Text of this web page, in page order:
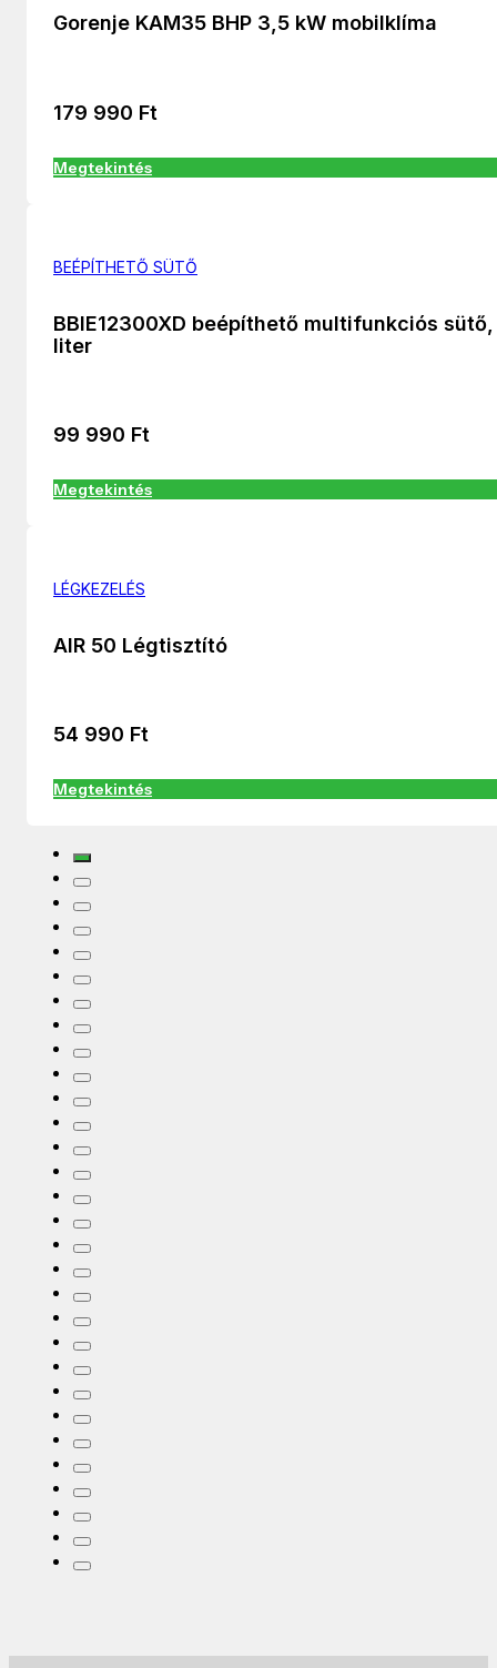
Gorenje KAM35 BHP 3,5 kW mobilklíma
179 990 Ft
Megtekintés
BEÉPÍTHETŐ SÜTŐ
BBIE12300XD beépíthető multifunkciós
liter
99 990 Ft
Megtekintés
LÉGKEZELÉS
AIR 50 Légtisztító
54 990 Ft
Megtekintés